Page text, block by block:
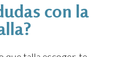
con la